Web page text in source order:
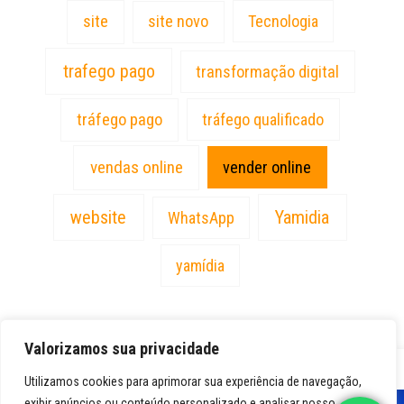
Valorizamos sua privacidade
Utilizamos cookies para aprimorar sua experiência de navegação,
site site novo Tecnologia
trafego pago transformação digital
tráfego pago tráfego qualificado
vendas online vender online
website WhatsApp Yamidia
yamídia